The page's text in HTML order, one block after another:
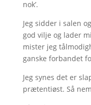
nok’.
Jeg sidder i salen
god vilje og lader
mister jeg
ganske forbandet
Jeg synes det er
prætentiøst. Så